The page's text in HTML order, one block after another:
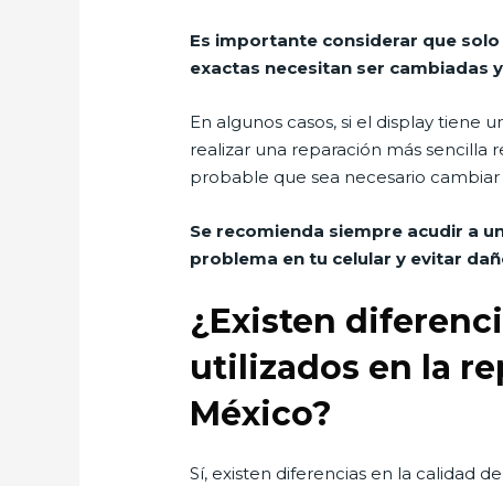
Es importante considerar que
exactas necesitan ser cambiadas
En algunos casos, si el display
realizar una reparación más sencilla
probable que sea necesario
Se recomienda siempre acudir a
problema en tu celular y evitar
¿Existen
utilizados en la
México?
Sí, existen diferencias en la calidad